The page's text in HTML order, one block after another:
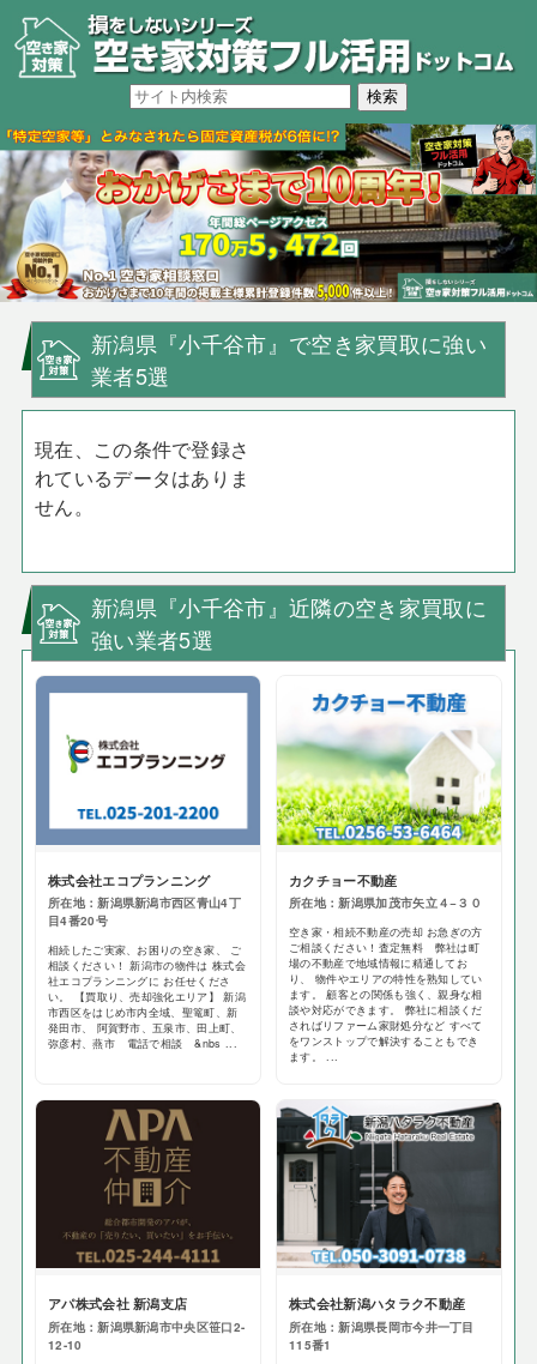
新潟県『小千谷市』で空き家買取に強い
業者5選
現在、この条件で登録さ
れているデータはありま
せん。
新潟県『小千谷市』近隣の空き家買取に
強い業者5選
株式会社エコプランニング
所在地：新潟県新潟市西区青山4丁
目4番20号
相続したご実家、お困りの空き家、 ご
相談ください！ 新潟市の物件は 株式会
社エコプランニングに お任せくださ
い。 【買取り、売却強化エリア】 新潟
市西区をはじめ市内全域、聖篭町、新
発田市、 阿賀野市、五泉市、田上町、
弥彦村、燕市 電話で相談 &nbs ...
カクチョー不動産
所在地：新潟県加茂市矢立４−３０
空き家・相続不動産の売却 お急ぎの方
ご相談ください！査定無料 弊社は町
場の不動産で地域情報に精通してお
り、 物件やエリアの特性を熟知してい
ます。 顧客との関係も強く、親身な相
談や対応ができます。 弊社に相談くだ
さればリファーム家財処分など すべて
をワンストップで解決することもでき
ます。 ...
アパ株式会社 新潟支店
所在地：新潟県新潟市中央区笹口2-
12-10
株式会社新潟ハタラク不動産
所在地：新潟県長岡市今井一丁目
115番1